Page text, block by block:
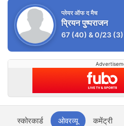
प्लेयर ऑफ द मैच
प्रियन पुष्पराजन
67 (40) &0/23 (3)
स्कोरकार्ड ओवरव्यू कमेंट्री